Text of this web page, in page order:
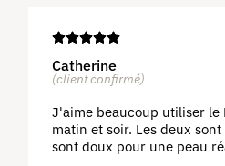
Catherine
(client confirmé)
J'aime beaucoup utiliser le
matin et soir. Les deux
sont doux pour une peau